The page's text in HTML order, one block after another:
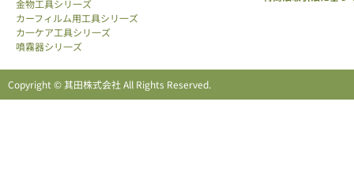
金物工具シリ一ズ
カーフィルム用工具シリ一ズ
カ一ケア工具シリ一ズ
噴霧器シリ一ズ
Copyright © 其田株式会社 All Rights Reserved.